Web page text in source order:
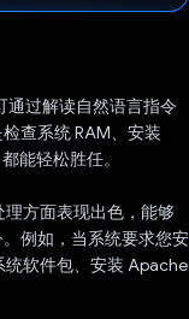
通过解读自然语言指令
查系统 RAM、安装
能轻松胜任。
方面表现出色，能够
例如，当系统要求您安
统软件包、安装 Apache